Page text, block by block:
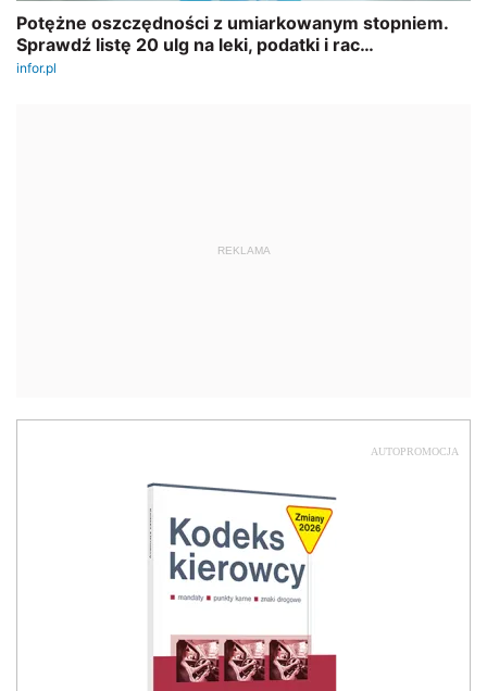
REKLAMA
AUTOPROMOCJA